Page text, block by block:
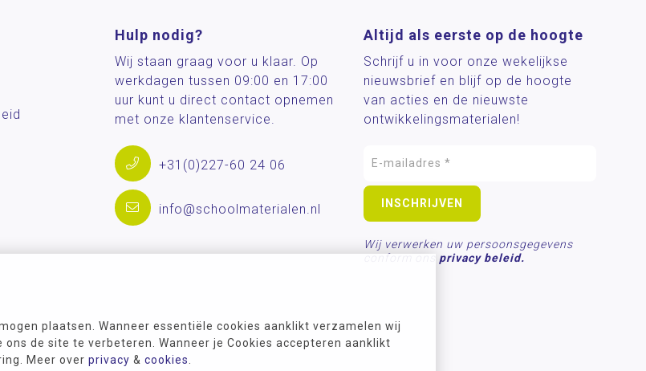
plaatsen. Wanneer essentiële cookies aanklikt verzamelen wij
ons de site te verbeteren. Wanneer je Cookies accepteren aanklikt
Meer over privacy & cookies
Hulp nodig?
Wij staan graag voor u klaar. Op
werkdagen tussen 09:00 en 17:00
uur kunt u direct contact opnemen
met onze klantenservice.
+31(0)227-60 24 06
info@schoolmaterialen.nl
Altijd als eerste op de hoogte
Schrijf u in voor onze wekelijkse
nieuwsbrief en blijf op de hoogte
van acties en de nieuwste
ontwikkelingsmaterialen!
Wij verwerken uw persoonsgegevens
conform ons privacy beleid.